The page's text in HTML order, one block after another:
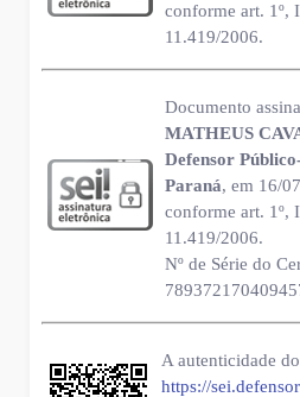
conforme art. 1º,
11.419/2006.
Documento
MATHEUS
Defensor
Paraná, em 16/
conforme art. 1º,
11.419/2006.
Nº de Série do
A autenticidade
https://